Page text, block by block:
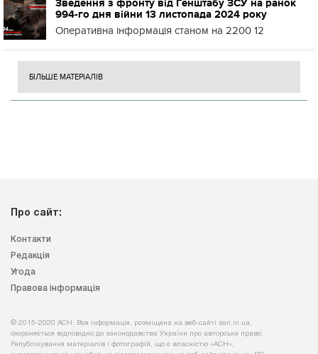
Зведення з фронту від Генштабу ЗСУ на ранок
994-го дня війни 13 листопада 2024 року
Оперативна інформація станом на 2200 12
БІЛЬШЕ МАТЕРІАЛІВ
Про сайт:
Контакти
Редакція
Угода
Правова інформація
© 2015-2020 АСН. Вся інформація, розміщена на веб-сайті asn.in.ua,
охороняється відповідно до законодавства України про авторське право.
Републікування матеріалів і фотографій, що є власністю «АСН»,